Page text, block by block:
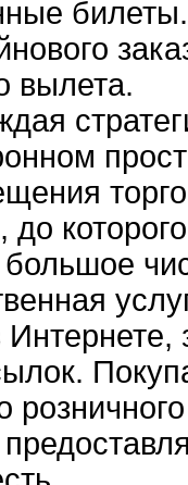
вылета.